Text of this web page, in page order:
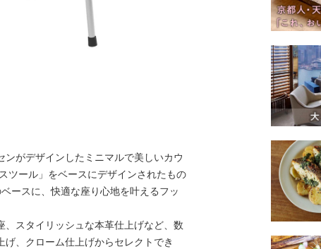
ンがデザインしたミニマルで美しいカウ
ツール」をベースにデザインされたもの
ースに、快適な座り心地を叶えるフッ
スタイリッシュな本革仕上げなど、数
、クローム仕上げからセレクトでき